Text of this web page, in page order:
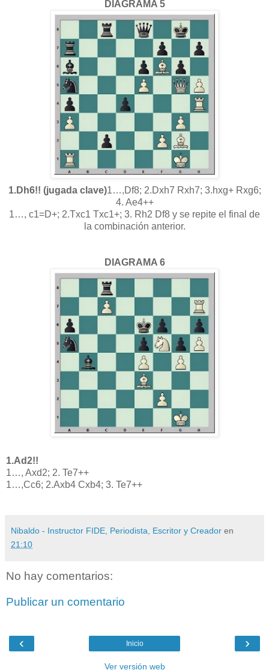
DIAGRAMA 5
1.Dh6!! (jugada clave)1…,Df8; 2.Dxh7 Rxh7; 3.hxg+ Rxg6;
4. Ae4++
1…, c1=D+; 2.Txc1 Txc1+; 3. Rh2 Df8 y se repite el final de
la combinación anterior.
DIAGRAMA 6
1.Ad2!!
1…, Axd2; 2. Te7++
1…,Cc6; 2.Axb4 Cxb4; 3. Te7++
Nibaldo - Instructor FIDE, Periodista, Escritor y Creador en
21:10
No hay comentarios:
Publicar un comentario
‹ ›
Inicio
Ver versión web